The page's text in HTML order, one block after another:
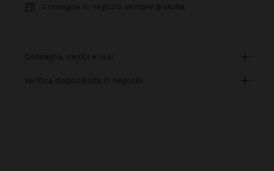
Consegna in negozio sempre gratuita
consegna, cambi e resi
verifica disponibilità in negozio